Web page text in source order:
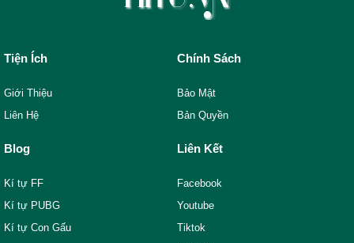
Tiện Ích
Giới Thiệu
Liên Hệ
Chính Sách
Bảo Mật
Bản Quyền
Blog
Kí tự FF
Kí tự PUBG
Kí tự Con Gấu
Liên Kết
Facebook
Youtube
Tiktok